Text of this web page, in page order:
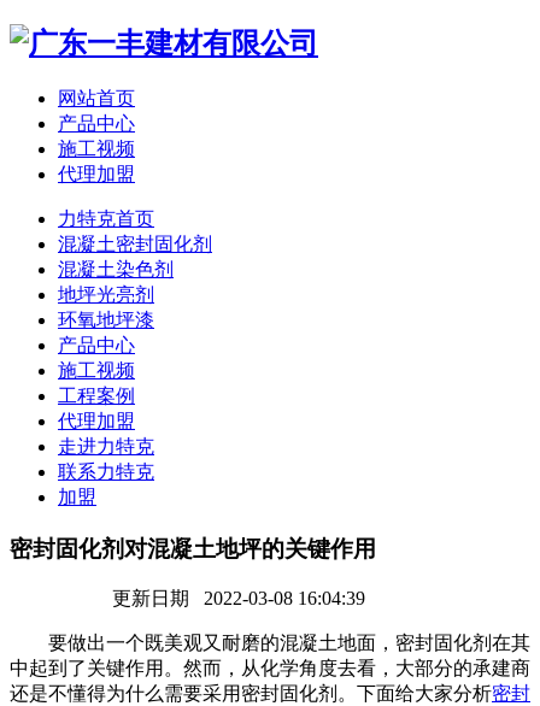
网站首页
产品中心
施工视频
代理加盟
力特克首页
混凝土密封固化剂
混凝土染色剂
地坪光亮剂
环氧地坪漆
产品中心
施工视频
工程案例
代理加盟
走进力特克
联系力特克
加盟
密封固化剂对混凝土地坪的关键作用
更新日期 2022-03-08 16:04:39
要做出一个既美观又耐磨的混凝土地面，密封固化剂在其
中起到了关键作用。然而，从化学角度去看，大部分的承建商
还是不懂得为什么需要采用密封固化剂。下面给大家分析密封